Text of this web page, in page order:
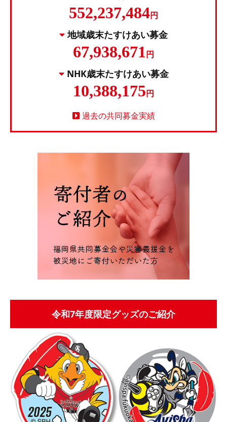
552,237,484円
地域歳末たすけあい募金
67,938,671 円
NHK歳末たすけあい募金
10,388,175 円
過去の共同募金実績
令和7年度限定グッズのご紹介